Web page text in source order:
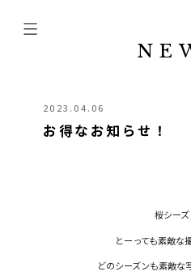
2023.04.06
お得なお知らせ！
桜シー
とーっても素敵な
どのシーズンも素敵な